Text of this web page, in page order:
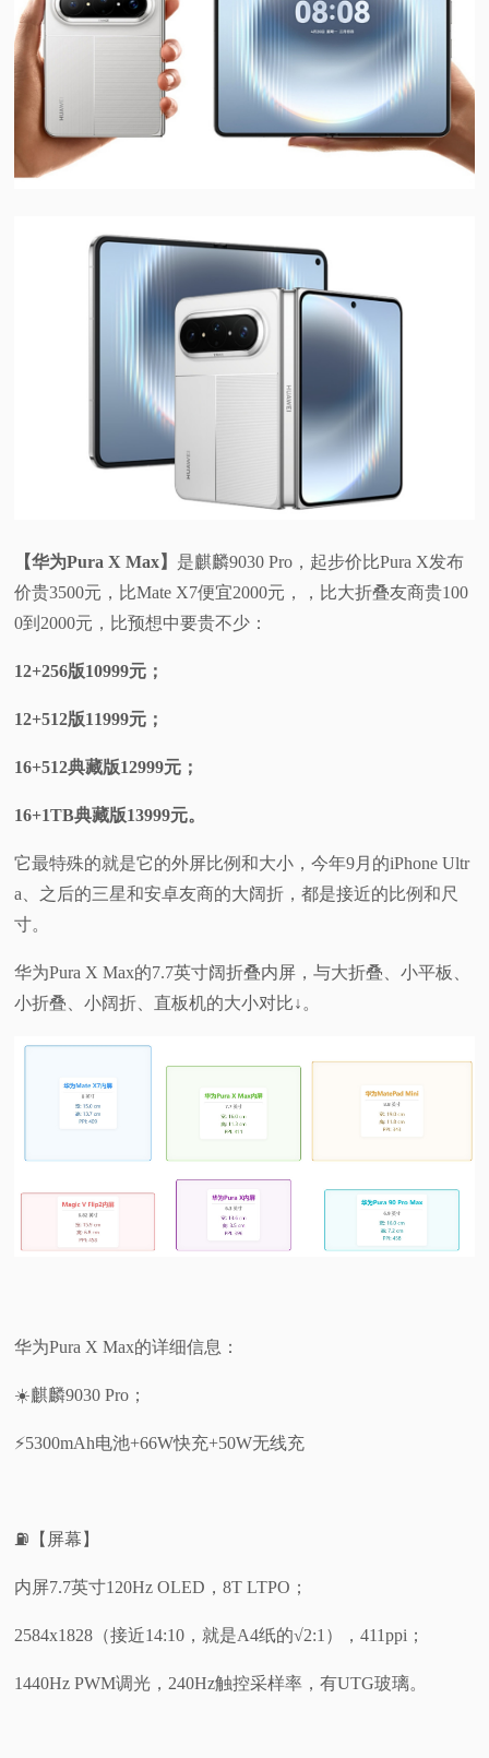
【华为Pura X Max】 是麒麟9030 Pro，起步价比Pura X发布
价贵3500元，比Mate X7便宜2000元，，比大折叠友商贵100
0到2000元，比预想中要贵不少：
12+256版10999元；
12+512版11999元；
16+512典藏版12999元；
16+1TB典藏版13999元。
它最特殊的就是它的外屏比例和大小，今年9月的iPhone Ultr
a、之后的三星和安卓友商的大阔折，都是接近的比例和尺
寸。
华为Pura X Max的7.7英寸阔折叠内屏，与大折叠、小平板、
小折叠、小阔折、直板机的大小对比↓。
华为Pura X Max的详细信息：
☀️麒麟9030 Pro；
⚡5300mAh电池+66W快充+50W无线充
⛽【屏幕】
内屏7.7英寸120Hz OLED，8T LTPO；
2584x1828（接近14:10，就是A4纸的√2:1），411ppi；
1440Hz PWM调光，240Hz触控采样率，有UTG玻璃。